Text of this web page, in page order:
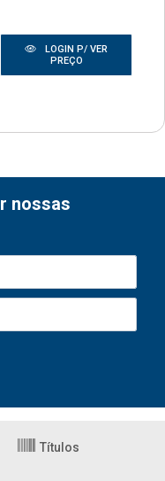
LOGIN P/ VER
PREÇO
nossas
Títulos